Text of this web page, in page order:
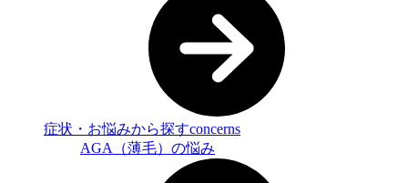
症状・お悩みから探すconcerns
AGA（薄毛）の悩み